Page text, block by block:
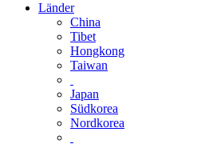
Länder
China
Tibet
Hongkong
Taiwan
Japan
Südkorea
Nordkorea